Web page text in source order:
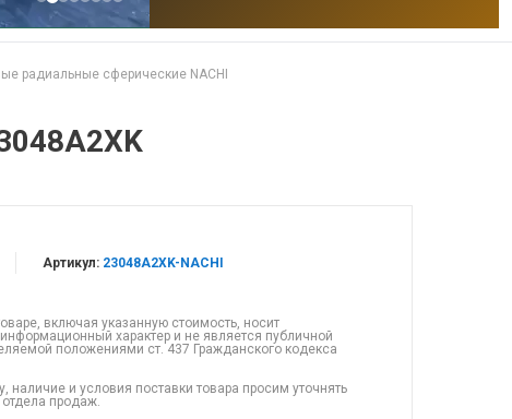
радиальные сферические NACHI
Артикул: 23048A2XK-NACHI
включая указанную стоимость, носит
характер и не является публичной
положениями ст. 437 Гражданского кодекса
наличие и условия поставки товара просим уточнять
продаж.